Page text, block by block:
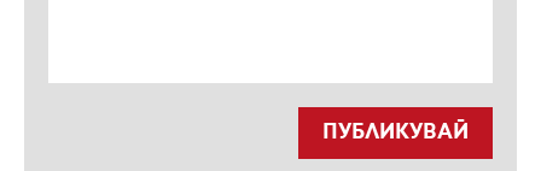
ПУБЛИКУВАЙ